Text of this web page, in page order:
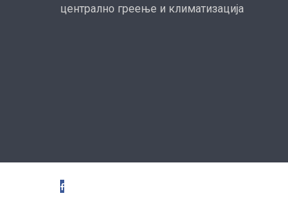
централно греење и климатизација